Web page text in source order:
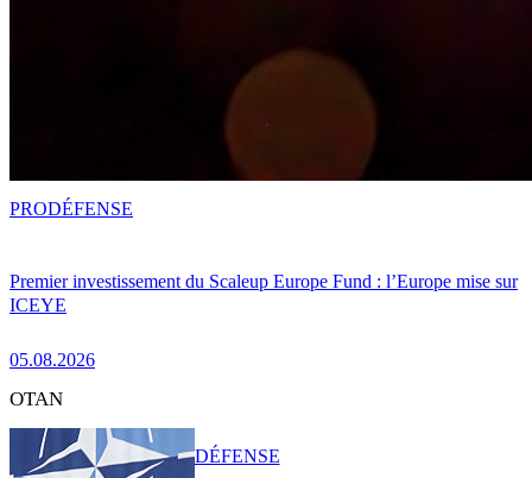
Premier investissement du Scaleup Europe Fund : l’Europe mise sur
ICEYE
05.08.2026
PRODÉFENSE
OTAN
DÉFENSE